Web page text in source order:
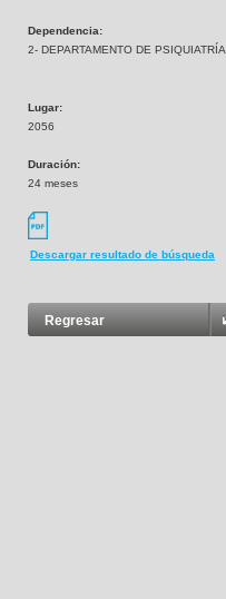
Dependencia:
2- DEPARTAMENTO DE PSIQUIATRÍA
Lugar:
2056
Duración:
24 meses
Descargar resultado de búsqueda
Regresar